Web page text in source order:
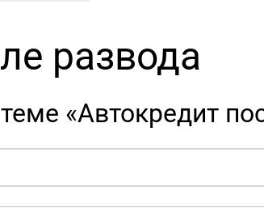
развода
«Автокредит